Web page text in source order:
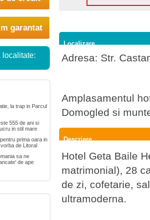
garantat
localitate:
la trap in Parcul
555 de ani si
in stil mare
prima oara in
de Litoral
sa ne
de ape
Localizare
Adresa: Str.
Amplasamentul
Domogled si
Descriere
Hotel Geta Baile
matrimonial), 28
de zi, cofetarie,
ultramoderna.